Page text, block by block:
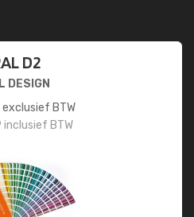
D2
DESIGN
exclusief BTW
inclusief BTW